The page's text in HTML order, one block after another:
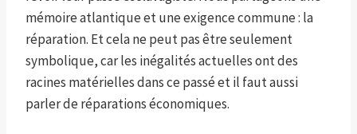
mémoire atlantique et une exigence commune : la
réparation. Et cela ne peut pas être seulement
symbolique, car les inégalités actuelles ont des
racines matérielles dans ce passé et il faut aussi
parler de réparations économiques.